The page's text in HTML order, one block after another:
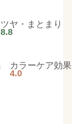
ツヤ・まとまり
8.8
カラーケア効果
4.0